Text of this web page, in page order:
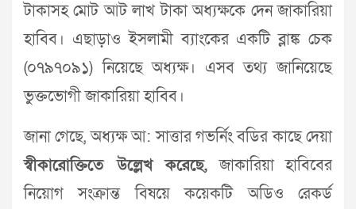
টাকাসহ মোট আট লাখ টাকা অধ্যক্ষকে দেন জাকারিয়া
হাবিব। এছাড়াও ইসলামী ব্যাংকের একটি ব্লাঙ্ক চেক
(০৭৯৭০৯১) নিয়েছে অধ্যক্ষ। এসব তথ্য জানিয়েছে
ভুক্তভোগী জাকারিয়া হাবিব।
জানা গেছে, অধ্যক্ষ আ: সাত্তার গভর্নিং বডির কাছে দেয়া
স্বীকারোক্তিতে উল্লেখ করেছে, জাকারিয়া হাবিবের
নিয়োগ সংক্রান্ত বিষয়ে কয়েকটি অডিও রেকর্ড